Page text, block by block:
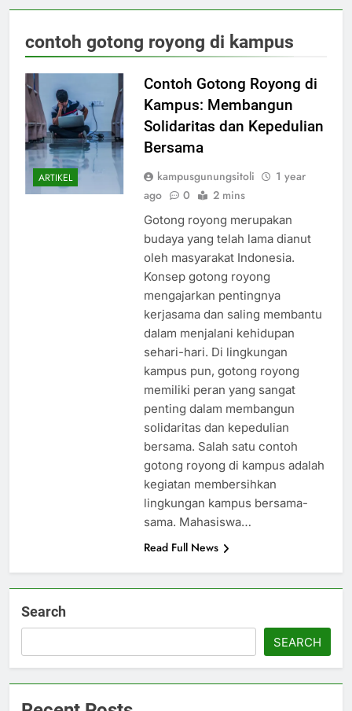
contoh gotong royong di kampus
ARTIKEL
Contoh Gotong Royong di
Kampus: Membangun
Solidaritas dan Kepedulian
Bersama
kampusgunungsitoli
1 year
ago
0 2 mins
Gotong royong merupakan
budaya yang telah lama dianut
oleh masyarakat Indonesia.
Konsep gotong royong
mengajarkan pentingnya
kerjasama dan saling membantu
dalam menjalani kehidupan
sehari-hari. Di lingkungan
kampus pun, gotong royong
memiliki peran yang sangat
penting dalam membangun
solidaritas dan kepedulian
bersama. Salah satu contoh
gotong royong di kampus adalah
kegiatan membersihkan
lingkungan kampus bersama-
sama. Mahasiswa…
Read Full News
Search
SEARCH